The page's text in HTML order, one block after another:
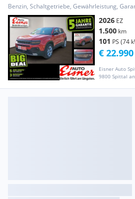
Benzin, Schaltgetriebe, Gewährleistung,
2026 EZ
1.500 km
101 PS (74
Eisner Auto
9800 Spittal
€ 22.990